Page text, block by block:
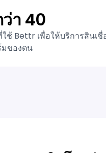
า 40
ช้ Bettr เพื่อให้บริการสินเ
ของตน